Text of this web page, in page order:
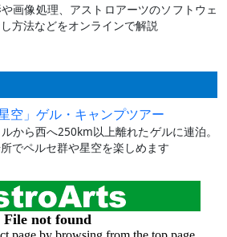
画像処理、アストロアーツのソフトウェ
方法などをオンラインで解説
空」ゲル・キャンプツアー
から西へ250km以上離れたゲルに連泊。
でペルセ群や星空を楽しめます